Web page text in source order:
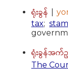
ရုံးခွန်
tax;
ရုံးခွန်အက်
The